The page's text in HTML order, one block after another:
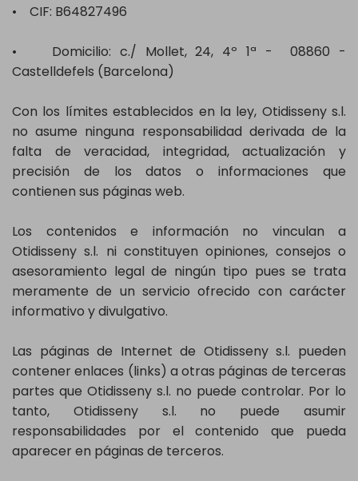
• CIF: B64827496
• Domicilio: c./ Mollet, 24, 4º 1ª - 08860 -
Castelldefels (Barcelona)
Con los límites establecidos en la ley, Otidisseny s.l.
no asume ninguna responsabilidad derivada de la
falta de veracidad, integridad, actualización y
precisión de los datos o informaciones que
contienen sus páginas web.
Los contenidos e información no vinculan a
Otidisseny s.l. ni constituyen opiniones, consejos o
asesoramiento legal de ningún tipo pues se trata
meramente de un servicio ofrecido con carácter
informativo y divulgativo.
Las páginas de Internet de Otidisseny s.l. pueden
contener enlaces (links) a otras páginas de terceras
partes que Otidisseny s.l. no puede controlar. Por lo
tanto, Otidisseny s.l. no puede asumir
responsabilidades por el contenido que pueda
aparecer en páginas de terceros.